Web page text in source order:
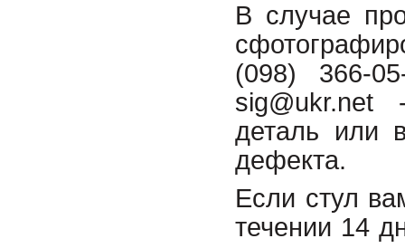
В случае
(098) 366-
деталь или
дефекта.
Если стул
течении 14